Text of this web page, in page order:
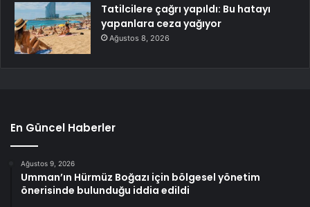
Tatilcilere çağrı yapıldı: Bu hatayı
yapanlara ceza yağıyor
Ağustos 8, 2026
En Güncel Haberler
Ağustos 9, 2026
Umman’ın Hürmüz Boğazı için bölgesel yönetim
önerisinde bulunduğu iddia edildi